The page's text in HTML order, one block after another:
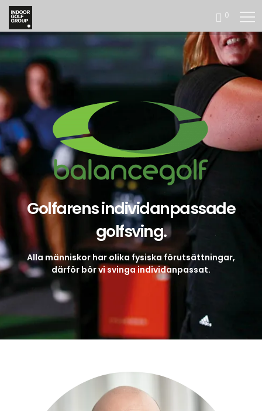
0
Golfarens individanpassade
golfsving.
Alla människor har olika fysiska förutsättningar,
därför bör vi svinga individanpassat.